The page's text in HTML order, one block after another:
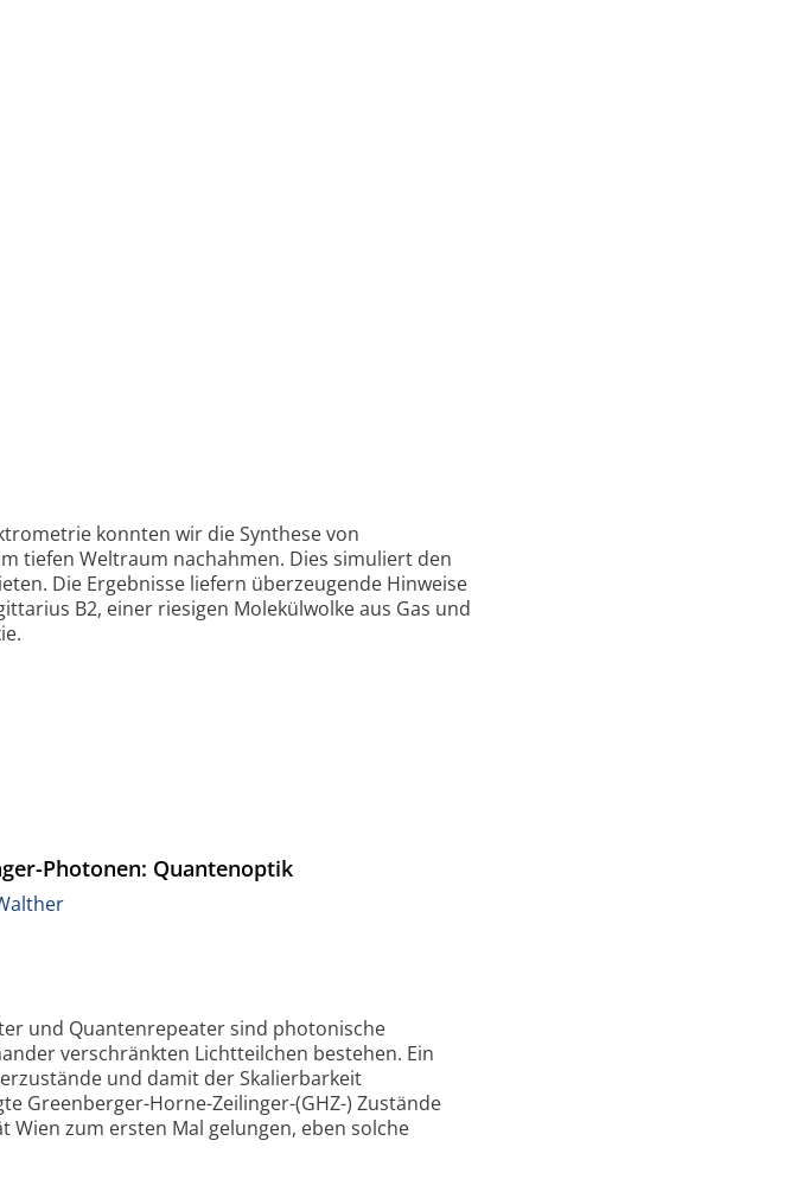
konnten wir die Synthese von
tiefen Weltraum nachahmen. Dies simuliert den
Die Ergebnisse liefern überzeugende Hinweise
B2, einer riesigen Molekülwolke aus Gas und
Photonen: Quantenoptik
und Quantenrepeater sind photonische
verschränkten Lichtteilchen bestehen. Ein
und damit der Skalierbarkeit
Greenberger-Horne-Zeilinger-(GHZ-) Zustände
zum ersten Mal gelungen, eben solche